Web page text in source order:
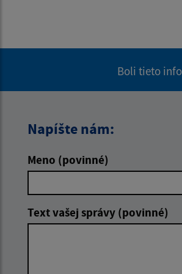
Boli tieto
Napíšte nám:
Meno (povinné)
Text vašej správy (povinné)